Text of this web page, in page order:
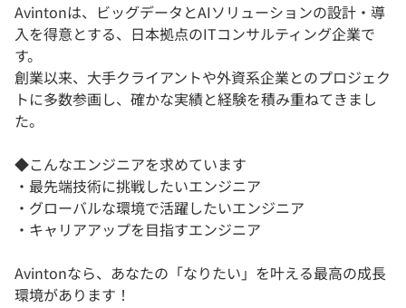
Avintonは、ビッグデータとAIソリューションの設計・導
入を得意とする、日本拠点のITコンサルティング企業で
す。
創業以来、大手クライアントや外資系企業とのプロジェク
トに多数参画し、確かな実績と経験を積み重ねてきまし
た。
◆こんなエンジニアを求めています
・最先端技術に挑戦したいエンジニア
・グローバルな環境で活躍したいエンジニア
・キャリアアップを目指すエンジニア
Avintonなら、あなたの「なりたい」を叶える最高の成長
環境があります！